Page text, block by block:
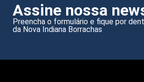
Assine nossa
Preencha o formulário e fique por
da Nova Indiana Borrachas